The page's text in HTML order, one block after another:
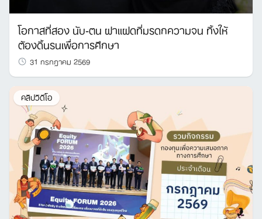
โอกาสที่สอง นับ-ตน ฝาแฝดที่มรดกความจน ทิ้งให้
ต้องดิ้นรนเพื่อการศึกษา
31 กรกฎาคม 2569
คลิปวิดีโอ